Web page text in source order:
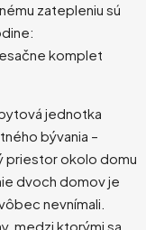
zatepleniu sú
komplet
jednotka
bývania –
priestor okolo domu
dvoch domov je
nevnímali.
medzi ktorými sa